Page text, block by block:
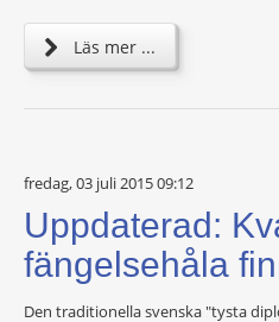
Läs mer ...
fredag, 03 juli 2015 09:12
Uppdaterad:
fängelsehåla
Den traditionella svenska "tysta